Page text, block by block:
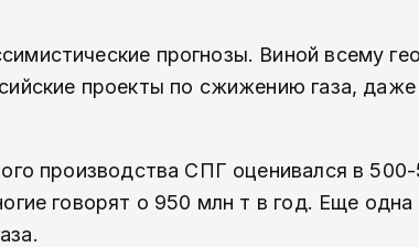
прогнозы. Виной всему
проекты по сжижению газа,
производства СПГ оценивался в
говорят о 950 млн т в год. Еще одна